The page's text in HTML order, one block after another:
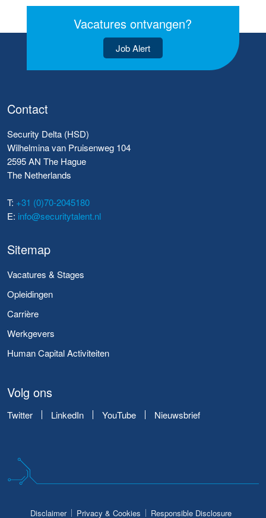
Vacatures ontvangen?
Job Alert
Contact
Security Delta (HSD)
Wilhelmina van Pruisenweg 104
2595 AN The Hague
The Netherlands
T: +31 (0)70-2045180
E: info@securitytalent.nl
Sitemap
Vacatures & Stages
Opleidingen
Carrière
Werkgevers
Human Capital Activiteiten
Volg ons
Twitter LinkedIn YouTube Nieuwsbrief
Disclaimer Privacy & Cookies Responsible Disclosure